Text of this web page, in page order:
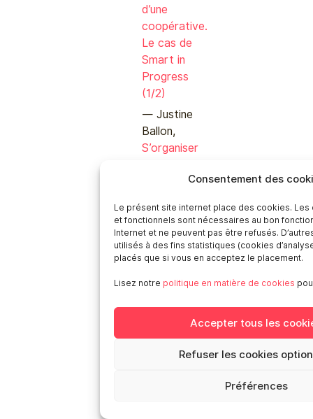
Consentement des
Le présent site internet place des cookies.
et fonctionnels sont nécessaires au bon
Internet et ne peuvent pas être refusés.
utilisés à des fins statistiques (cookies
placés que si vous en acceptez le placement.
Lisez notre politique en matière de cookies
Accepter tous les
Refuser les cookies
Préférences
d’une
coopérative.
Le cas de
Smart in
Progress
(1/2)
Justine
Ballon,
S’organiser
écosystème
transformer
la société:
les cas
des
Licoornes